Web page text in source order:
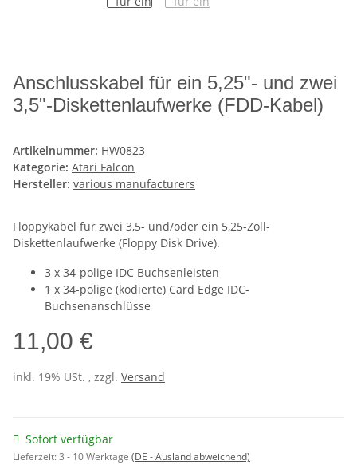
Anschlusskabel für ein 5,25"- und zwei
3,5"-Diskettenlaufwerke (FDD-Kabel)
Artikelnummer: HW0823
Kategorie: Atari Falcon
Hersteller: various manufacturers
Floppykabel für zwei 3,5- und/oder ein 5,25-Zoll-
Diskettenlaufwerke (Floppy Disk Drive).
3 x 34-polige IDC Buchsenleisten
1 x 34-polige (kodierte) Card Edge IDC-
Buchsenanschlüsse
11,00 €
inkl. 19% USt. , zzgl. Versand
Sofort verfügbar
Lieferzeit:3 - 10 Werktage (DE - Ausland abweichend)